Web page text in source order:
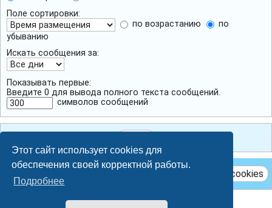
Этот сайт использует cookies для
обеспечения своей корректной работы.
Подробнее
Поле сортировки:
по возрастанию
по
убыванию
Искать сообщения за:
Показывать первые:
Введите 0 для вывода полного текста сообщений.
символов сообщений
Удалить cookies
Breeze style byIan Bradley